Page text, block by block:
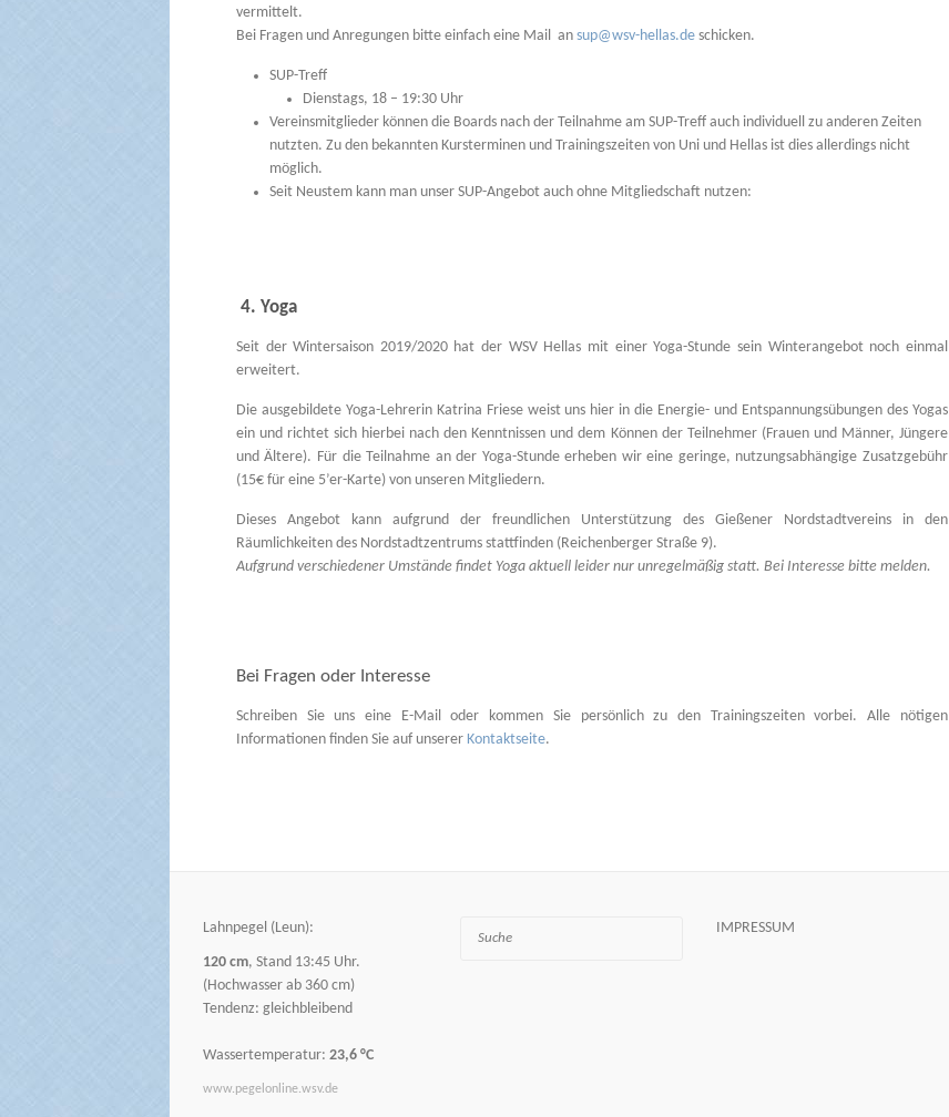
vermittelt.
Bei Fragen und Anregungen bitte einfach eine Mail an sup@wsv-hellas.deschicken.
SUP-Treff
Dienstags, 18 – 19:30 Uhr
Vereinsmitglieder können die Boards nach der Teilnahme am SUP-Treff auch individuell zu anderen Zeiten
nutzten. Zu den bekannten Kursterminen und Trainingszeiten von Uni und Hellas ist dies allerdings nicht
möglich.
Seit Neustem kann man unser SUP-Angebot auch ohne Mitgliedschaft nutzen:
4. Yoga
Seit der Wintersaison 2019/2020 hat der WSV Hellas mit einer Yoga-Stunde sein Winterangebot noch einmal
erweitert.
Die ausgebildete Yoga-Lehrerin Katrina Friese weist uns hier in die Energie- und Entspannungsübungen des Yogas
ein und richtet sich hierbei nach den Kenntnissen und dem Können der Teilnehmer (Frauen und Männer, Jüngere
und Ältere). Für die Teilnahme an der Yoga-Stunde erheben wir eine geringe, nutzungsabhängige Zusatzgebühr
(15€ für eine 5’er-Karte) von unseren Mitgliedern.
Dieses Angebot kann aufgrund der freundlichen Unterstützung des Gießener Nordstadtvereins in den
Räumlichkeiten des Nordstadtzentrums stattfinden (Reichenberger Straße 9).
Aufgrund verschiedener Umstände findet Yoga aktuell leider nur unregelmäßig statt. Bei Interesse bitte melden.
Bei Fragen oder Interesse
Schreiben Sie uns eine E-Mail oder kommen Sie persönlich zu den Trainingszeiten vorbei. Alle nötigen
Informationen finden Sie auf unserer Kontaktseite.
Lahnpegel (Leun):
120 cm, Stand 13:45 Uhr.
(Hochwasser ab 360 cm)
Tendenz: gleichbleibend
Wassertemperatur: 23,6 °C
www.pegelonline.wsv.de
IMPRESSUM